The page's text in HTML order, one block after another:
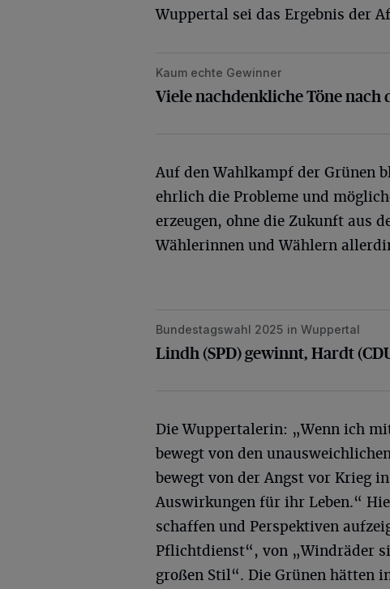
Wuppertal sei das Ergebnis der
Viele nachdenkliche Töne nach der
Kaum echte Gewinner
Viele nachdenkliche Töne nach
Auf den Wahlkampf der Grünen
ehrlich die Probleme und
erzeugen, ohne die Zukunft aus
Wählerinnen und Wählern
Lindh (SPD) gewinnt, Hardt (CDU) vor
Bundestagswahl 2025 in Wuppertal
Lindh (SPD) gewinnt, Hardt
Die Wuppertalerin: „Wenn ich
bewegt von den
bewegt von der Angst vor Krieg
Auswirkungen für ihr Leben.“
schaffen und Perspektiven
Pflichtdienst“, von „Windräder
großen Stil“. Die Grünen hätten